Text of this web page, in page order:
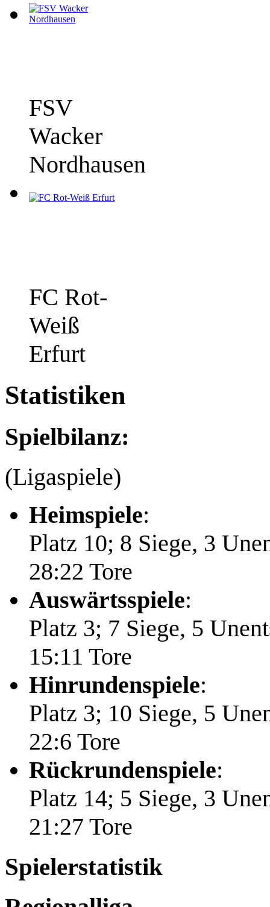
FSV
Wacker
Nordhausen
FC Rot-
Weiß
Erfurt
Statistiken
Spielbilanz:
(Ligaspiele)
Heimspiele:
Platz 10; 8 Siege, 3
28:22 Tore
Auswärtsspiele:
Platz 3; 7 Siege, 5
15:11 Tore
Hinrundenspiele:
Platz 3; 10 Siege, 5
22:6 Tore
Rückrundenspiele:
Platz 14; 5 Siege, 3
21:27 Tore
Spielerstatistik